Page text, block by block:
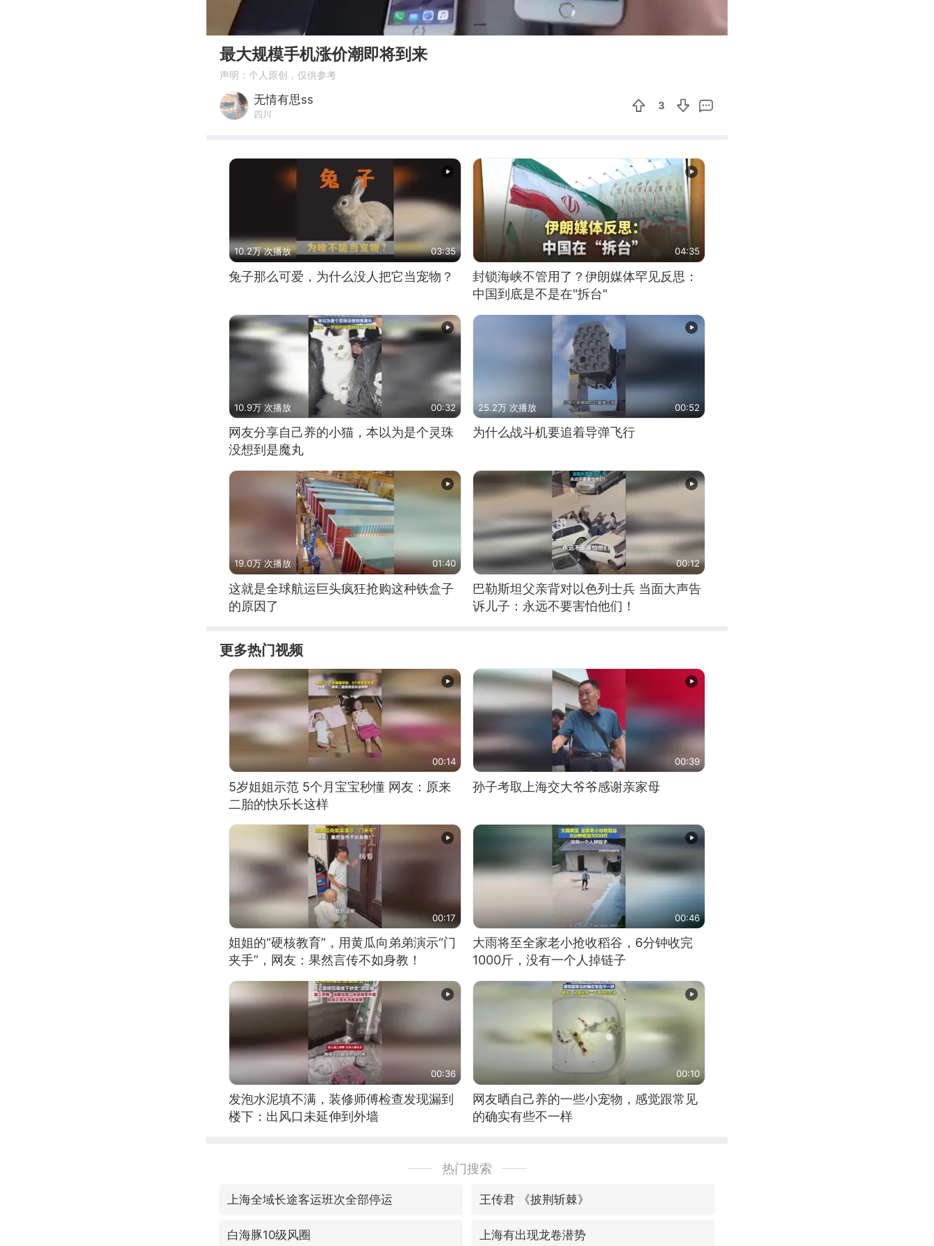
00:00
最大规模手机涨价潮即将到来
声明：个人原创，仅供参考
无情有思ss
四川
3
10.2万 次播放 03:35
兔子那么可爱，为什么没人把它当宠物？
04:35
封锁海峡不管用了？伊朗媒体罕见反思：
中国到底是不是在"拆台"
10.9万 次播放 00:32
网友分享自己养的小猫，本以为是个灵珠
没想到是魔丸
25.2万 次播放 00:52
为什么战斗机要追着导弹飞行
19.0万 次播放 01:40
这就是全球航运巨头疯狂抢购这种铁盒子
的原因了
00:12
巴勒斯坦父亲背对以色列士兵 当面大声告
诉儿子：永远不要害怕他们！
更多热门视频
00:14
5岁姐姐示范 5个月宝宝秒懂 网友：原来
二胎的快乐长这样
00:39
孙子考取上海交大爷爷感谢亲家母
00:17
姐姐的“硬核教育”，用黄瓜向弟弟演示“门
夹手”，网友：果然言传不如身教！
00:46
大雨将至全家老小抢收稻谷，6分钟收完
1000斤，没有一个人掉链子
00:36
发泡水泥填不满，装修师傅检查发现漏到
楼下：出风口未延伸到外墙
00:10
网友晒自己养的一些小宠物，感觉跟常见
的确实有些不一样
热门搜索
上海全域长途客运班次全部停运 王传君 《披荆斩棘》
白海豚10级风圈 上海有出现龙卷潜势